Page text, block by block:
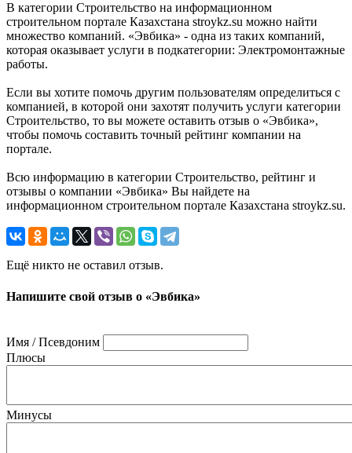
В категории Строительство на информационном
строительном портале Казахстана stroykz.su можно найти
множество компаний. «Эвбика» - одна из таких компаний,
которая оказывает услуги в подкатегории: Электромонтажные
работы.
Если вы хотите помочь другим пользователям определиться с
компанией, в которой они захотят получить услуги категории
Строительство, то вы можете оставить отзыв о «Эвбика»,
чтобы помочь составить точный рейтинг компании на
портале.
Всю информацию в категории Строительство, рейтинг и
отзывы о компании «Эвбика» Вы найдете на
информационном строительном портале Казахстана stroykz.su.
Ещё никто не оставил отзыв.
Напишите свой отзыв о «Эвбика»
Имя / Псевдоним
Плюсы
Минусы